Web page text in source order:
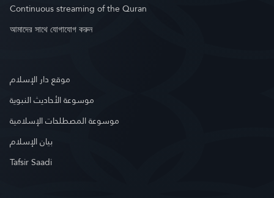
Continuous streaming of the Quran
আমাদের সাথে যোগাযোগ করুন
موقع دار الإسلام
موسوعة الأحاديث النبوية
موسوعة المصطلحات الإسلامية
بيان الإسلام
Tafsir Saadi